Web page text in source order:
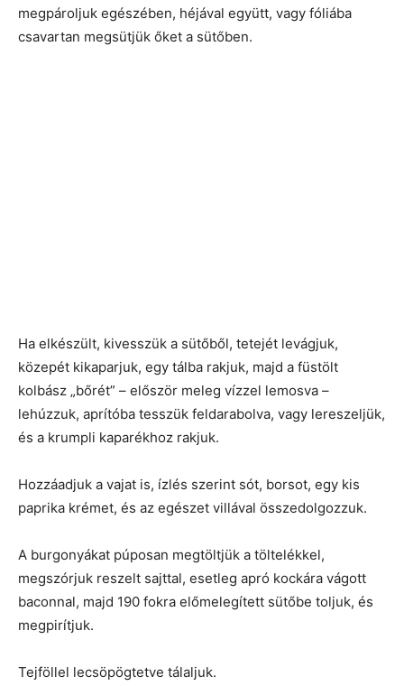
megpároljuk egészében, héjával együtt, vagy fóliába
csavartan megsütjük őket a sütőben.
Ha elkészült, kivesszük a sütőből, tetejét levágjuk,
közepét kikaparjuk, egy tálba rakjuk, majd a füstölt
kolbász „bőrét” – először meleg vízzel lemosva –
lehúzzuk, aprítóba tesszük feldarabolva, vagy lereszeljük,
és a krumpli kaparékhoz rakjuk.
Hozzáadjuk a vajat is, ízlés szerint sót, borsot, egy kis
paprika krémet, és az egészet villával összedolgozzuk.
A burgonyákat púposan megtöltjük a töltelékkel,
megszórjuk reszelt sajttal, esetleg apró kockára vágott
baconnal, majd 190 fokra előmelegített sütőbe toljuk, és
megpirítjuk.
Tejföllel lecsöpögtetve tálaljuk.